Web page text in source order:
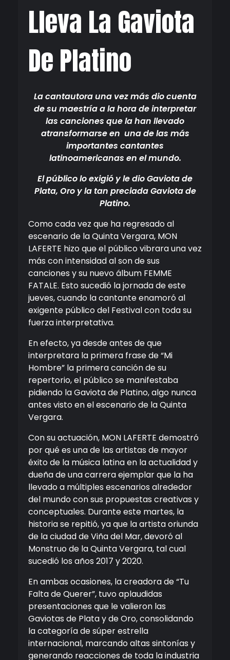
Lleva La Gaviota
De Platino
La cantautora una vez más dio cuenta
de su maestría a la hora de interpretar
las canciones que la han llevado
atransformarse en una de las más
importantes cantantes
latinoamericanas en el mundo.
El público lo exigió y le dio Gaviota de
Plata, Oro y la tan preciada Gaviota de
Platino.
Como cada vez que ha regresado al
escenario de la Quinta Vergara, MON
LAFERTE hizo que el público vibrara una vez
más con intensidad al son de sus
canciones y su nuevo álbum FEMME
FATALE. Esto sucedió la jornada de este
jueves, cuando la cantante enamoró al
exigente público del Festival con toda su
fuerza interpretativa.
En efecto, ya desde antes de que
interpretara la primera frase de “Mi
Hombre” la primera canción de su
repertorio, el público se manifestaba
pidiendo la Gaviota de Platino, algo nunca
antes visto en el escenario de la Quinta
Vergara.
Con su actuación, MON LAFERTE demostró
por qué es una de las artistas de mayor
éxito de la música latina en la actualidad y
dueña de una carrera ejemplar que la ha
llevado a múltiples escenarios alrededor
del mundo con sus propuestas creativas y
conceptuales. Durante este martes, la
historia se repitió, ya que la artista oriunda
de la ciudad de Viña del Mar, devoró al
Monstruo de la Quinta Vergara, tal cual
sucedió los años 2017 y 2020.
En ambas ocasiones, la creadora de “Tu
Falta de Querer”, tuvo aplaudidas
presentaciones que le valieron las
Gaviotas de Plata y de Oro, consolidando
la categoría de súper estrella
internacional, marcando altas sintonías y
generando reacciones de toda la industria